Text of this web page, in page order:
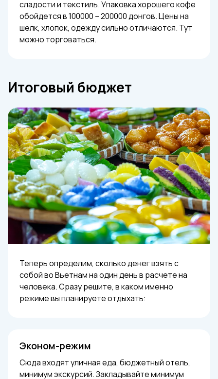
сладости и текстиль. Упаковка хорошего кофе
обойдется в 100000 – 200000 донгов. Цены на
шелк, хлопок, одежду сильно отличаются. Тут
можно торговаться.
Итоговый бюджет
Теперь определим, сколько денег взять с
собой во Вьетнам на один день в расчете на
человека. Сразу решите, в каком именно
режиме вы планируете отдыхать:
Эконом-режим
Сюда входят уличная еда, бюджетный отель,
минимум экскурсий. Закладывайте минимум